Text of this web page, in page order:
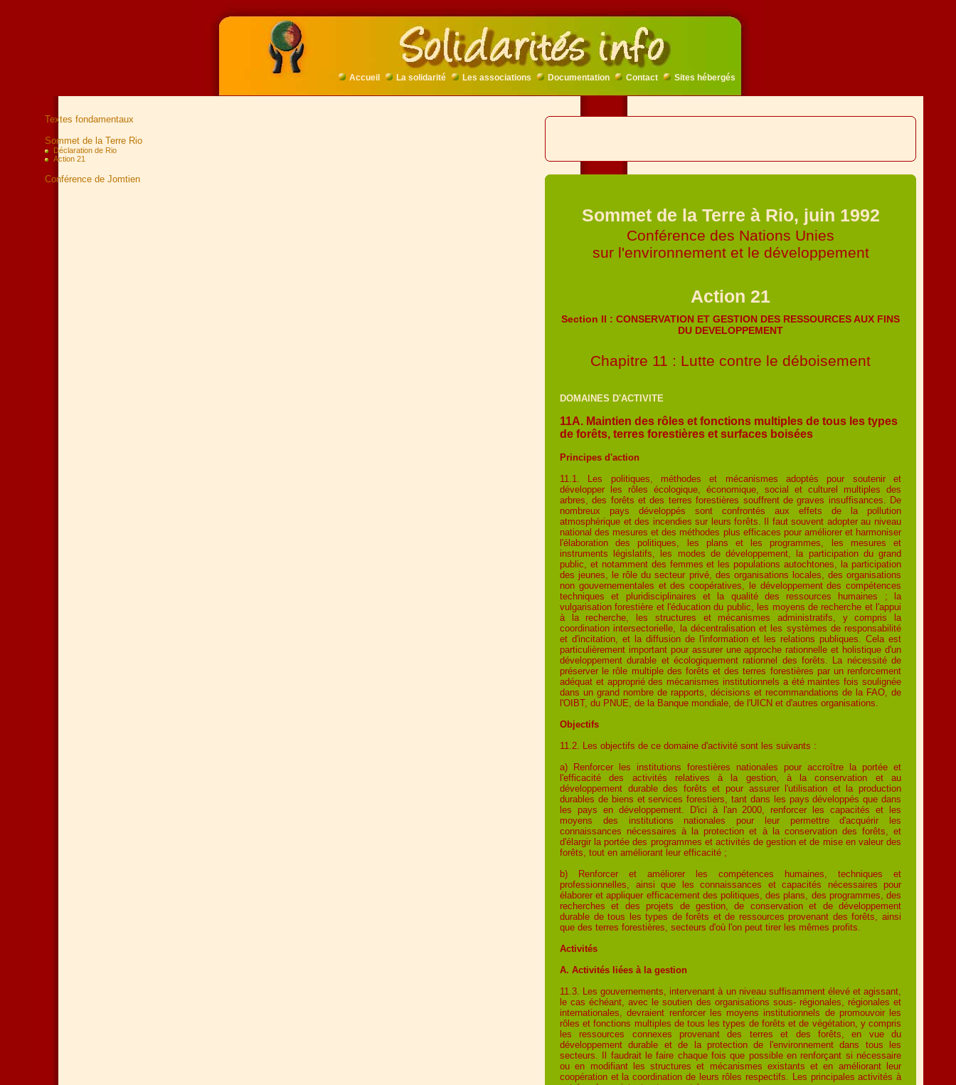
Accueil La solidarité Les associations Documentation Contact Sites hébergés
Textes fondamentaux
Sommet de la Terre Rio
Déclaration de Rio
Action 21
Conférence de Jomtien
Sommet de la Terre à Rio, juin 1992
Conférence des Nations Unies
sur l'environnement et le développement
Action 21
Section II : CONSERVATION ET GESTION DES RESSOURCES AUX FINS
DU DEVELOPPEMENT
Chapitre 11 : Lutte contre le déboisement
DOMAINES D'ACTIVITE
11A. Maintien des rôles et fonctions multiples de tous les types
de forêts, terres forestières et surfaces boisées
Principes d'action
11.1. Les politiques, méthodes et mécanismes adoptés pour soutenir et
développer les rôles écologique, économique, social et culturel multiples des
arbres, des forêts et des terres forestières souffrent de graves insuffisances. De
nombreux pays développés sont confrontés aux effets de la pollution
atmosphérique et des incendies sur leurs forêts. Il faut souvent adopter au niveau
national des mesures et des méthodes plus efficaces pour améliorer et harmoniser
l'élaboration des politiques, les plans et les programmes, les mesures et
instruments législatifs, les modes de développement, la participation du grand
public, et notamment des femmes et les populations autochtones, la participation
des jeunes, le rôle du secteur privé, des organisations locales, des organisations
non gouvernementales et des coopératives, le développement des compétences
techniques et pluridisciplinaires et la qualité des ressources humaines ; la
vulgarisation forestière et l'éducation du public, les moyens de recherche et l'appui
à la recherche, les structures et mécanismes administratifs, y compris la
coordination intersectorielle, la décentralisation et les systèmes de responsabilité
et d'incitation, et la diffusion de l'information et les relations publiques. Cela est
particulièrement important pour assurer une approche rationnelle et holistique d'un
développement durable et écologiquement rationnel des forêts. La nécessité de
préserver le rôle multiple des forêts et des terres forestières par un renforcement
adéquat et approprié des mécanismes institutionnels a été maintes fois soulignée
dans un grand nombre de rapports, décisions et recommandations de la FAO, de
l'OIBT, du PNUE, de la Banque mondiale, de l'UICN et d'autres organisations.
Objectifs
11.2. Les objectifs de ce domaine d'activité sont les suivants :
a) Renforcer les institutions forestières nationales pour accroître la portée et
l'efficacité des activités relatives à la gestion, à la conservation et au
développement durable des forêts et pour assurer l'utilisation et la production
durables de biens et services forestiers, tant dans les pays développés que dans
les pays en développement. D'ici à l'an 2000, renforcer les capacités et les
moyens des institutions nationales pour leur permettre d'acquérir les
connaissances nécessaires à la protection et à la conservation des forêts, et
d'élargir la portée des programmes et activités de gestion et de mise en valeur des
forêts, tout en améliorant leur efficacité ;
b) Renforcer et améliorer les compétences humaines, techniques et
professionnelles, ainsi que les connaissances et capacités nécessaires pour
élaborer et appliquer efficacement des politiques, des plans, des programmes, des
recherches et des projets de gestion, de conservation et de développement
durable de tous les types de forêts et de ressources provenant des forêts, ainsi
que des terres forestières, secteurs d'où l'on peut tirer les mêmes profits.
Activités
A. Activités liées à la gestion
11.3. Les gouvernements, intervenant à un niveau suffisamment élevé et agissant,
le cas échéant, avec le soutien des organisations sous- régionales, régionales et
internationales, devraient renforcer les moyens institutionnels de promouvoir les
rôles et fonctions multiples de tous les types de forêts et de végétation, y compris
les ressources connexes provenant des terres et des forêts, en vue du
développement durable et de la protection de l'environnement dans tous les
secteurs. Il faudrait le faire chaque fois que possible en renforçant si nécessaire
ou en modifiant les structures et mécanismes existants et en améliorant leur
coopération et la coordination de leurs rôles respectifs. Les principales activités à